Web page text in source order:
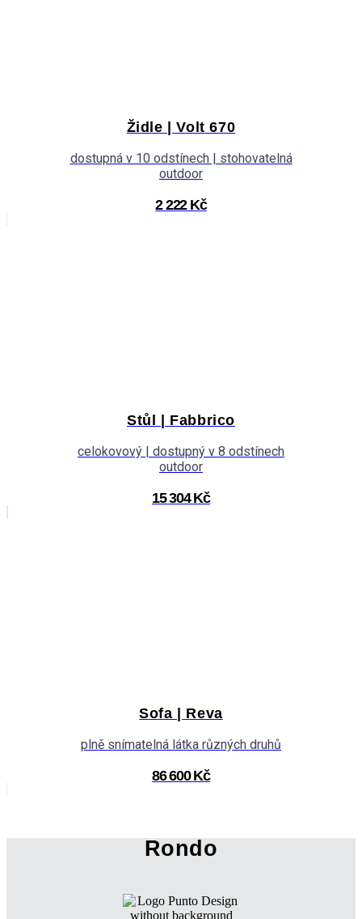
Židle | Volt 670
dostupná v 10 odstínech | stohovatelná
outdoor
2 222 Kč
Stůl | Fabbrico
celokovový | dostupný v 8 odstínech
outdoor
15 304 Kč
Sofa | Reva
plně snímatelná látka různých druhů
86 600 Kč
Rondo